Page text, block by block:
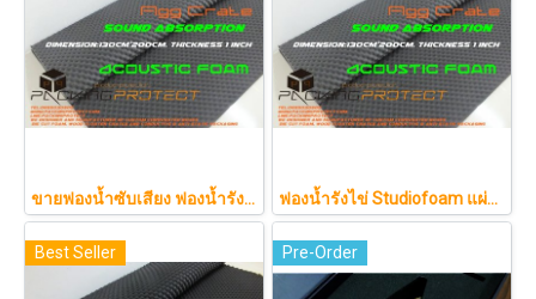
ขายฟองน้ำซับเสียง ฟองน้ำรังไข่ แผ่นซับเสียงห้อง ราคาถูกฟองน้ำรังไข่ แผ่นซับเสียงรังไข่ แผ่นซับเสียงรังไข่ Acoustic foam สีเ ฟองน้ำรังไข่ Studiofoam แผ่นซับเสียงห้อง แผ่นซับเสียงรังไข่ แผ่นซับเสียงรังไข่ Acoustic foam สีเทาดำขนาดใหญ่ 125*200ซม.หนา1นิ้วราคา290บาท
Best Seller Pre-Order